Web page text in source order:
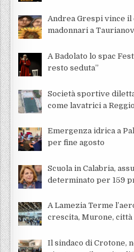
Andrea Grespi vince il
madonnari a
A Badolato lo spac
resto seduta”
Società sportive
come lavatrici a
Emergenza idrica a
per fine agosto
Scuola in Calabria,
determinato per 159
A Lamezia Terme
crescita, Murone, città
Il sindaco di Crotone,